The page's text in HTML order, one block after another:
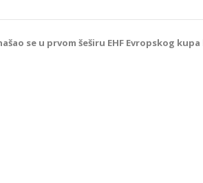
se u prvom šeširu EHF Evropskog